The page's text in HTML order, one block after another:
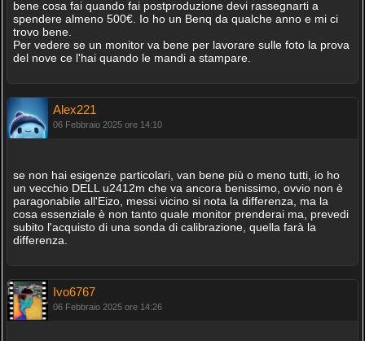
bene cosa fai quando fai postproduzione devi rassegnarti a
spendere almeno 500€. Io ho un Benq da qualche anno e mi ci
trovo bene.
Per vedere se un monitor va bene per lavorare sulle foto la prova
del nove ce l'hai quando le mandi a stampare.
Alex221
06 Febbraio 2025 ore 14:10
se non hai esigenze particolari, van bene più o meno tutti, io ho
un vecchio DELL u2412m che va ancora benissimo, ovvio non è
paragonabile all'Eizo, messi vicino si nota la differenza, ma la
cosa essenziale è non tanto quale monitor prenderai ma, prevedi
subito l'acquisto di una sonda di calibrazione, quella farà la
differenza.
Ivo6767
06 Febbraio 2025 ore 14:26